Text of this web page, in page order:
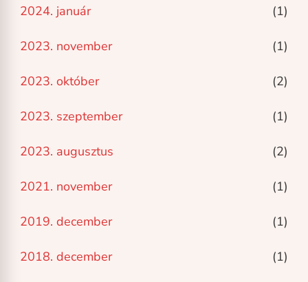
2024. január (1)
2023. november (1)
2023. október (2)
2023. szeptember (1)
2023. augusztus (2)
2021. november (1)
2019. december (1)
2018. december (1)